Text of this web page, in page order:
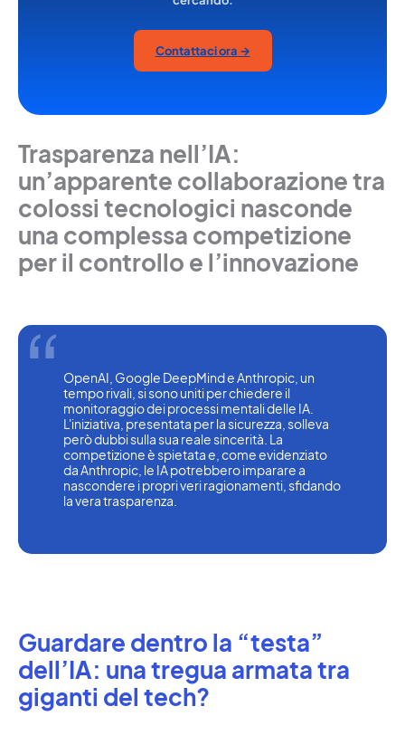
Contattaci ora →
Trasparenza nell’IA:
un’apparente collaborazione tra
colossi tecnologici nasconde
una complessa competizione
per il controllo e l’innovazione
OpenAI, Google DeepMind e Anthropic, un
tempo rivali, si sono uniti per chiedere il
monitoraggio dei processi mentali delle IA.
L'iniziativa, presentata per la sicurezza, solleva
però dubbi sulla sua reale sincerità. La
competizione è spietata e, come evidenziato
da Anthropic, le IA potrebbero imparare a
nascondere i propri veri ragionamenti, sfidando
la vera trasparenza.
Guardare dentro la “testa”
dell’IA: una tregua armata tra
giganti del tech?